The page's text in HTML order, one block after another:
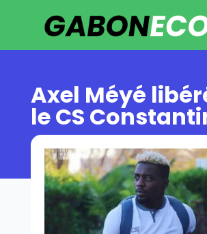
Axel Méyé
le CS